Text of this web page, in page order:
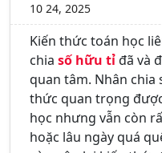
10 24, 2025
Kiến thức toán học
chia số hữu tỉđã và
quan tâm. Nhân
thức quan trọng
học nhưng vẫn còn
hoặc lâu ngày quá